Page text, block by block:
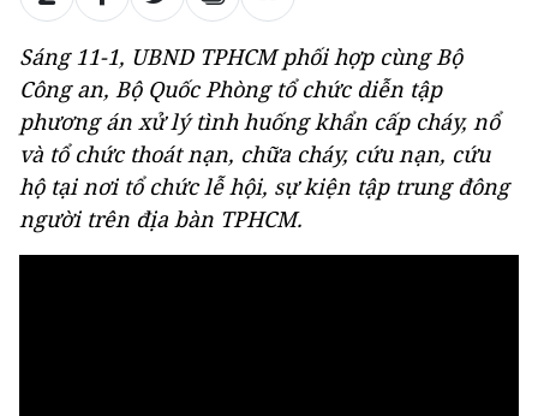
Sáng 11-1, UBND TPHCM phối hợp cùng Bộ
Công an, Bộ Quốc Phòng tổ chức diễn tập
phương án xử lý tình huống khẩn cấp cháy, nổ
và tổ chức thoát nạn, chữa cháy, cứu nạn, cứu
hộ tại nơi tổ chức lễ hội, sự kiện tập trung đông
người trên địa bàn TPHCM.